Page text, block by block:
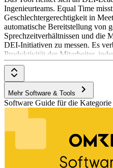
Ingenieurteams. Equal Time
Geschlechtergerechtigkeit in
automatische Bereitstellung von
Sprechzeitverhältnissen und die
DEI-Initiativen zu messen. Es
Produktivität der Mitarbeiter,
Meetings übernimmt und
Analysen der diskutierten
Pricing-Modell von Equal Time
bietet eine kostenlose Testversion
Mehr Software & Tools
Software Guide für die